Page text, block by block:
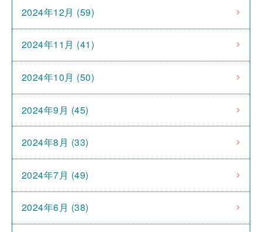
2024年12月 (59)
2024年11月 (41)
2024年10月 (50)
2024年9月 (45)
2024年8月 (33)
2024年7月 (49)
2024年6月 (38)